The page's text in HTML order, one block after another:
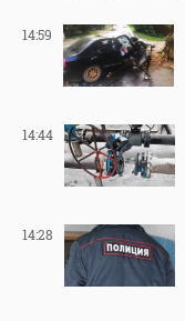
14:59
14:44
14:28